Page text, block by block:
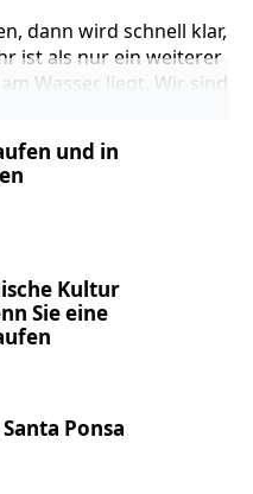
dann wird schnell klar,
ist als nur ein weiterer
Wasser liegt. Wir sind
sich auf den Zauber
Sie über die
Sie jetzt und das
verändert Ihr Leben.
kaufen, dann
was das Leben
dürfen sich jeden
Naturschätze
entdecken. Hinzu
zwei wunderschöne
im Prinzip jeden Tag
können.
und in
Kultur
Sie eine
Ponsa